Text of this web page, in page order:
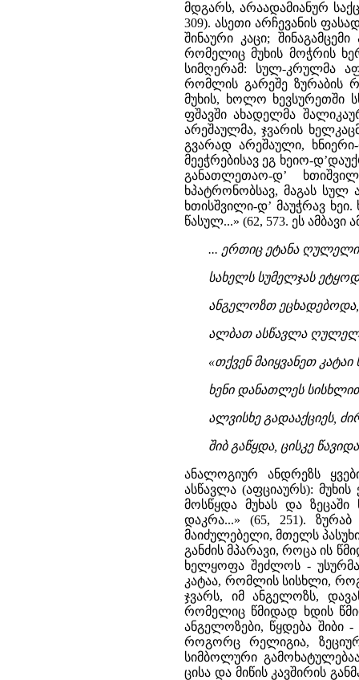
მდგარს, არაადამიანურ
309). ასეთი არჩევანის
შინაური კაცი;
რომელიც მუხის მოჭრის
სიმღერამ: სულ-კრულმა
რომლის გარეშე ზურაბის
მუხის, ხოლო ხევსურეთში
ფშავში ახადელმა
არეშაულმა, ჯვარის
გვარად არეშაული,
მეეჭრებისავ ეგ ხეიო-
განათლეთაო-დ’
ხპატრონობსავ, მაგას სულ
ხთისშვილი-დ’ მაუჭრავ
წასულ...» (62, 573. ეს
... ერთიც ეტანა
სახელს სუმელჯას
ანგელოზთ
ალბათ ასწავლა
«თქვენ მაიყვანეთ
ხენი დანათლეს
ალვისხე გადააქციეს,
შიბ გაწყდა, ცისკე
ანალოგიურ ანდრეზს
ასწავლა (აფციაურს):
მოსწყდა მუხას და
დაკრა...» (65, 251).
მაიძულებელი, მთელს
განძის მპარავი, როცა ის
ხელყოფა შეძლოს -
კატაა, რომლის სისხლი,
ჯვარს, იმ ანგელოზს,
რომელიც წმიდად ხდის
ანგელოზები, წყდება შიბი
როგორც რელიგია,
სიმბოლური
ცისა და მიწის კავშირის